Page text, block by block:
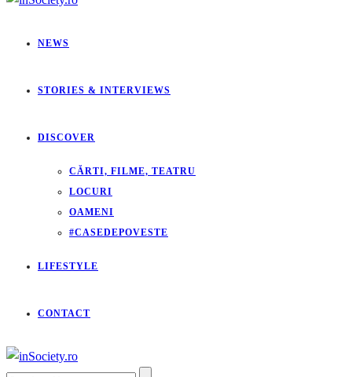
NEWS
STORIES & INTERVIEWS
DISCOVER
CĂRTI, FILME, TEATRU
LOCURI
OAMENI
#CASEDEPOVESTE
LIFESTYLE
CONTACT